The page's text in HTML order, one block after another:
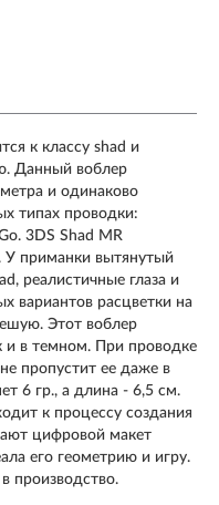
к классу shad и
Данный воблер
и одинаково
типах проводки:
3DS Shad MR
У приманки вытянутый
реалистичные глаза и
вариантов расцветки на
Этот воблер
и в темном. При проводке
пропустит ее даже в
6 гр., а длина - 6,5 см.
к процессу создания
цифровой макет
его геометрию и игру.
производство.